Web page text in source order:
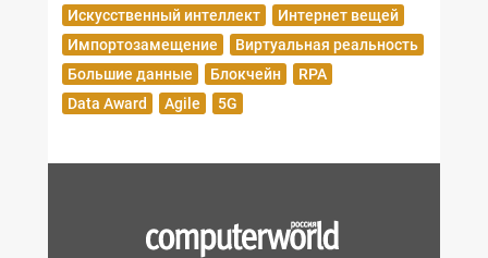
Искусственный интеллект
Интернет вещей
Импортозамещение
Виртуальная реальность
Большие данные
Блокчейн
RPA
Data Award
Agile 5G